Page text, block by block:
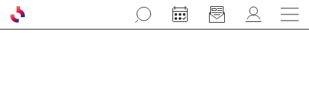
Aller au contenu principal